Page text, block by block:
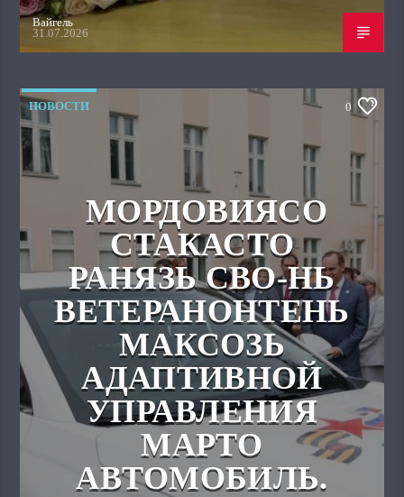
Вайгель
31.07.2026
НОВОСТИ 0
МОРДОВИЯСО
СТАКАСТО
РАНЯЗЬ СВО-НЬ
ВЕТЕРАНОНТЕНЬ
МАКСОЗЬ
АДАПТИВНОЙ
УПРАВЛЕНИЯ
МАРТО
АВТОМОБИЛЬ.